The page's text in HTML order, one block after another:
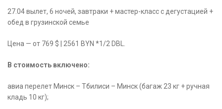
27.04 вылет, 6 ночей, завтраки + мастер-класс с дегустацией +
обед в грузинской семье
Цена — от 769 $ | 2561 BYN *1/2 DBL.
В стоимость включено:
авиа перелет Минск – Тбилиси – Минск (багаж 23 кг + ручная
кладь 10 кг);